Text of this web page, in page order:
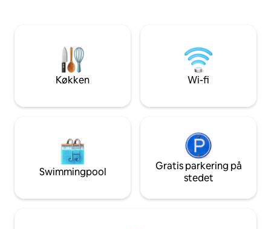
stenstrand fra naboparken, sandstrand i
nærheden, hejrer og pelikaner flyver
over hovedet. Espressomaskine og
mikrobølgeovn, køleskab/fryser,
Køkken Wi-fi
Swimmingpool
Gratis parkering på
stedet